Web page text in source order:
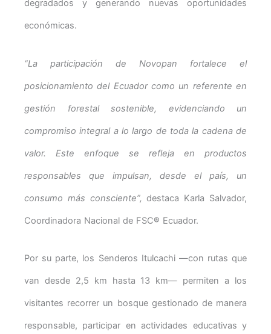
degradados y generando nuevas oportunidades
económicas.
“La participación de Novopan fortalece el
posicionamiento del Ecuador como un referente en
gestión forestal sostenible, evidenciando un
compromiso integral a lo largo de toda la cadena de
valor. Este enfoque se refleja en productos
responsables que impulsan, desde el país, un
consumo más consciente”, destaca Karla Salvador,
Coordinadora Nacional de FSC® Ecuador.
Por su parte, los Senderos Itulcachi —con rutas que
van desde 2,5 km hasta 13 km— permiten a los
visitantes recorrer un bosque gestionado de manera
responsable, participar en actividades educativas y